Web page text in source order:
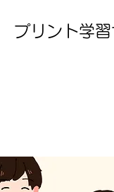
プリント学